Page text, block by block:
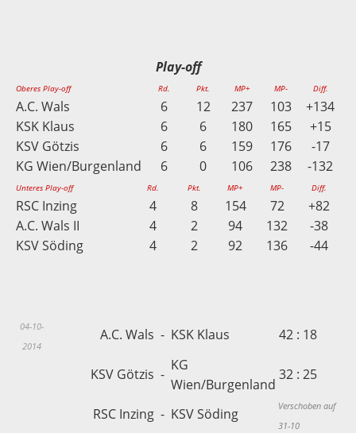
Play-off
Oberes Play-off Rd. Pkt. MP+ MP- Diff.
A.C. Wals 6 12 237 103
+134
KSK Klaus
6 6 180 165
+15
KSV Götzis
6 6 159 176
-17
KG Wien/Burgenland
6 0 106 238 -132
Unteres Play-off Rd. Pkt. MP+ MP- Diff.
RSC Inzing 4 8 154 72
+82
A.C. Wals II
4 2 94 132
-38
KSV Söding
4 2 92 136 -44
04-10-
2014
A.C. Wals - KSK Klaus 42 : 18
KSV Götzis -
KG
Wien/Burgenland
32 : 25
RSC Inzing - KSV Söding
Verschoben auf
31-10